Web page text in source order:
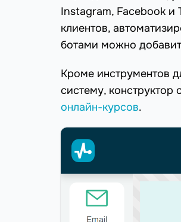
Instagram, Facebook и
клиентов,
ботами можно
Кроме инструментов
систему, конструктор
онлайн-курсов.